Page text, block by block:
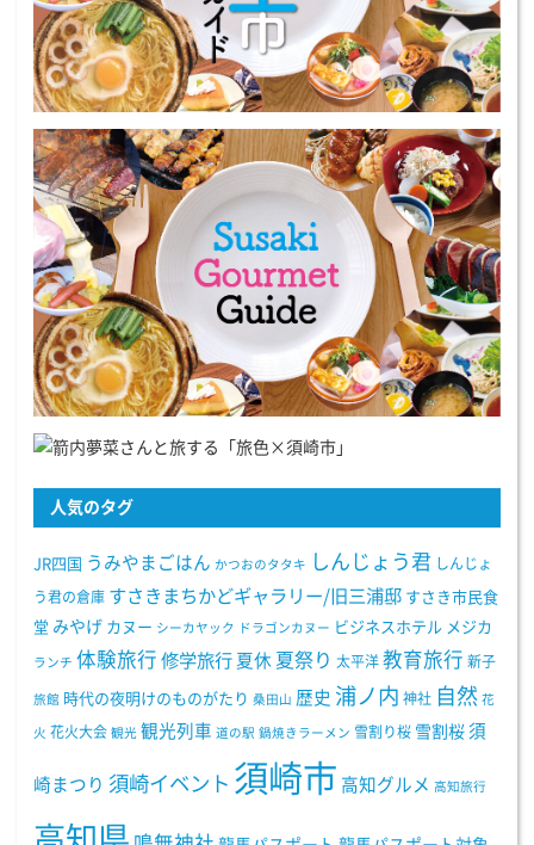
人気のタグ
JR四国 うみやまごはん かつおのタタキ しんじょう君 しんじょ
う君の倉庫 すさきまちかどギャラリー/旧三浦邸 すさき市民食
堂 みやげ カヌー シーカヤック ドラゴンカヌー ビジネスホテル メジカ
ランチ 体験旅行 修学旅行 夏休 夏祭り 太平洋 教育旅行 新子
旅館 時代の夜明けのものがたり 桑田山 歴史 浦ノ内 神社 自然 花
火 花火大会 観光 観光列車 道の駅 鍋焼きラーメン 雪割り桜 雪割桜 須
崎まつり 須崎イベント 須崎市 高知グルメ 高知旅行